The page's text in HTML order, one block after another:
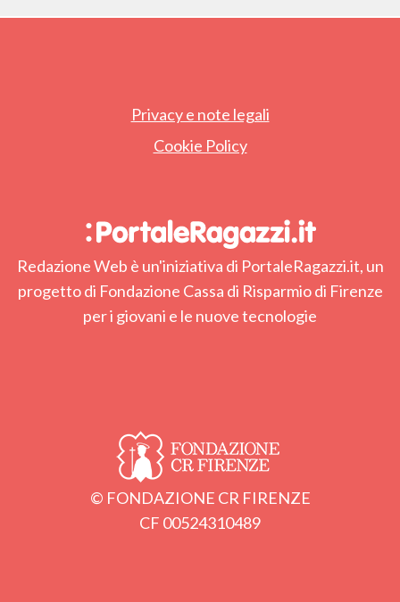
Privacy e note legali
Cookie Policy
Redazione Web è un'iniziativa di PortaleRagazzi.it, un
progetto di Fondazione Cassa di Risparmio di Firenze
per i giovani e le nuove tecnologie
© FONDAZIONE CR FIRENZE
CF 00524310489